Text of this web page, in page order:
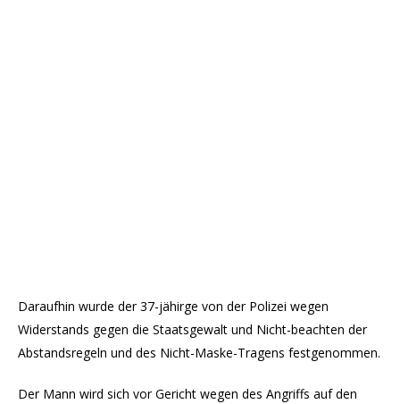
Daraufhin wurde der 37-jähirge von der Polizei wegen
Widerstands gegen die Staatsgewalt und Nicht-beachten der
Abstandsregeln und des Nicht-Maske-Tragens festgenommen.
Der Mann wird sich vor Gericht wegen des Angriffs auf den